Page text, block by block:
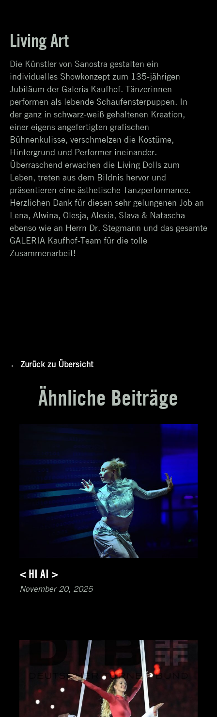
Living Art
Die Künstler von Sanostra gestalten ein
individuelles Showkonzept zum 135-jährigen
Jubiläum der Galeria Kaufhof. Tänzerinnen
performen als lebende Schaufensterpuppen. In
der ganz in schwarz-weiß gehaltenen Kreation,
einer eigens angefertigten grafischen
Bühnenkulisse, verschmelzen die Kostüme,
Hintergrund und Performer ineinander.
Überraschend erwachen die Living Dolls zum
Leben, treten aus dem Bildnis hervor und
präsentieren eine ästhetische Tanzperformance.
Herzlichen Dank für diesen sehr gelungenen Job an
Lena, Alwina, Olesja, Alexia, Slava & Natascha
ebenso wie an Herrn Dr. Stegmann und das gesamte
GALERIA Kaufhof-Team für die tolle
Zusammenarbeit!
← Zurück zu Übersicht
Ähnliche Beiträge
< HI AI >
November 20, 2025